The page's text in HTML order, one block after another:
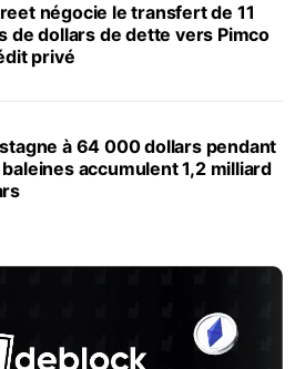
négocie le transfert de 11
de dollars de dette vers Pimco
privé
à 64 000 dollars pendant
accumulent 1,2 milliard